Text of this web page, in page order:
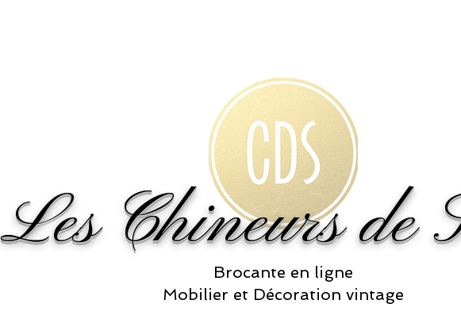
Les Chineurs de
Brocante en ligne
Mobilier et Décoration vintage